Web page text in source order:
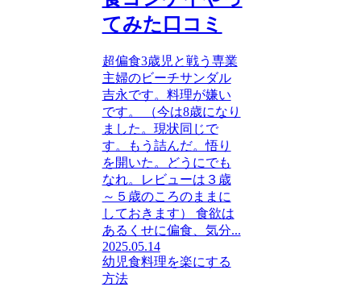
てみた口コミ
超偏食3歳児と戦う専業
主婦のビーチサンダル
吉永です。料理が嫌い
です。 （今は8歳になり
ました。現状同じで
す。もう詰んだ。悟り
を開いた。どうにでも
なれ。レビューは３歳
～５歳のころのままに
しておきます） 食欲は
あるくせに偏食、気分...
2025.05.14
幼児食料理を楽にする
方法